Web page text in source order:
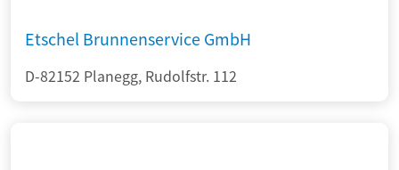
Etschel Brunnenservice GmbH
D-82152 Planegg, Rudolfstr. 112